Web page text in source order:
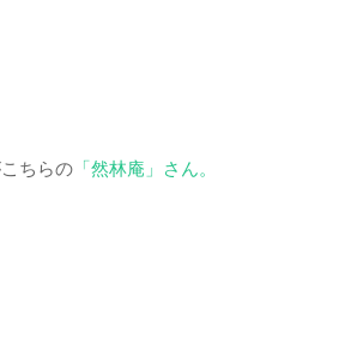
ちらの 「然林庵」さん。